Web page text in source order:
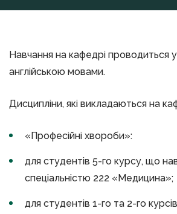
Навчання на кафедрі проводиться
англійською мовами.
Дисципліни, які викладаються на
«Професійні хвороби»:
для студентів 5-го курсу, що
спеціальністю 222 «Медицина»;
для студентів 1-го та 2-го